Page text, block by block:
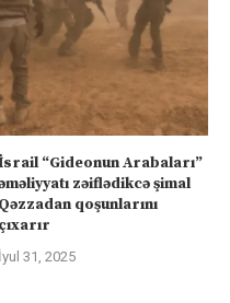
“Gideonun Arabaları”
zəiflədikcə şimal
Qəzzadan qoşunlarını
çıxarır
İyul 31, 2025